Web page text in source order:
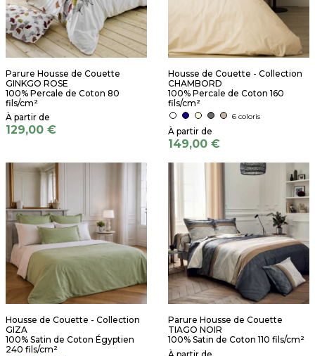
Parure Housse de Couette
GINKGO ROSE
100% Percale de Coton 80
fils/cm²
129,00 €
Housse de Couette - Collection
CHAMBORD
100% Percale de Coton 160
fils/cm²
6 coloris
149,00 €
Housse de Couette - Collection
GIZA
100% Satin de Coton Égyptien
240 fils/cm²
Parure Housse de Couette
TIAGO NOIR
100% Satin de Coton 110 fils/cm²